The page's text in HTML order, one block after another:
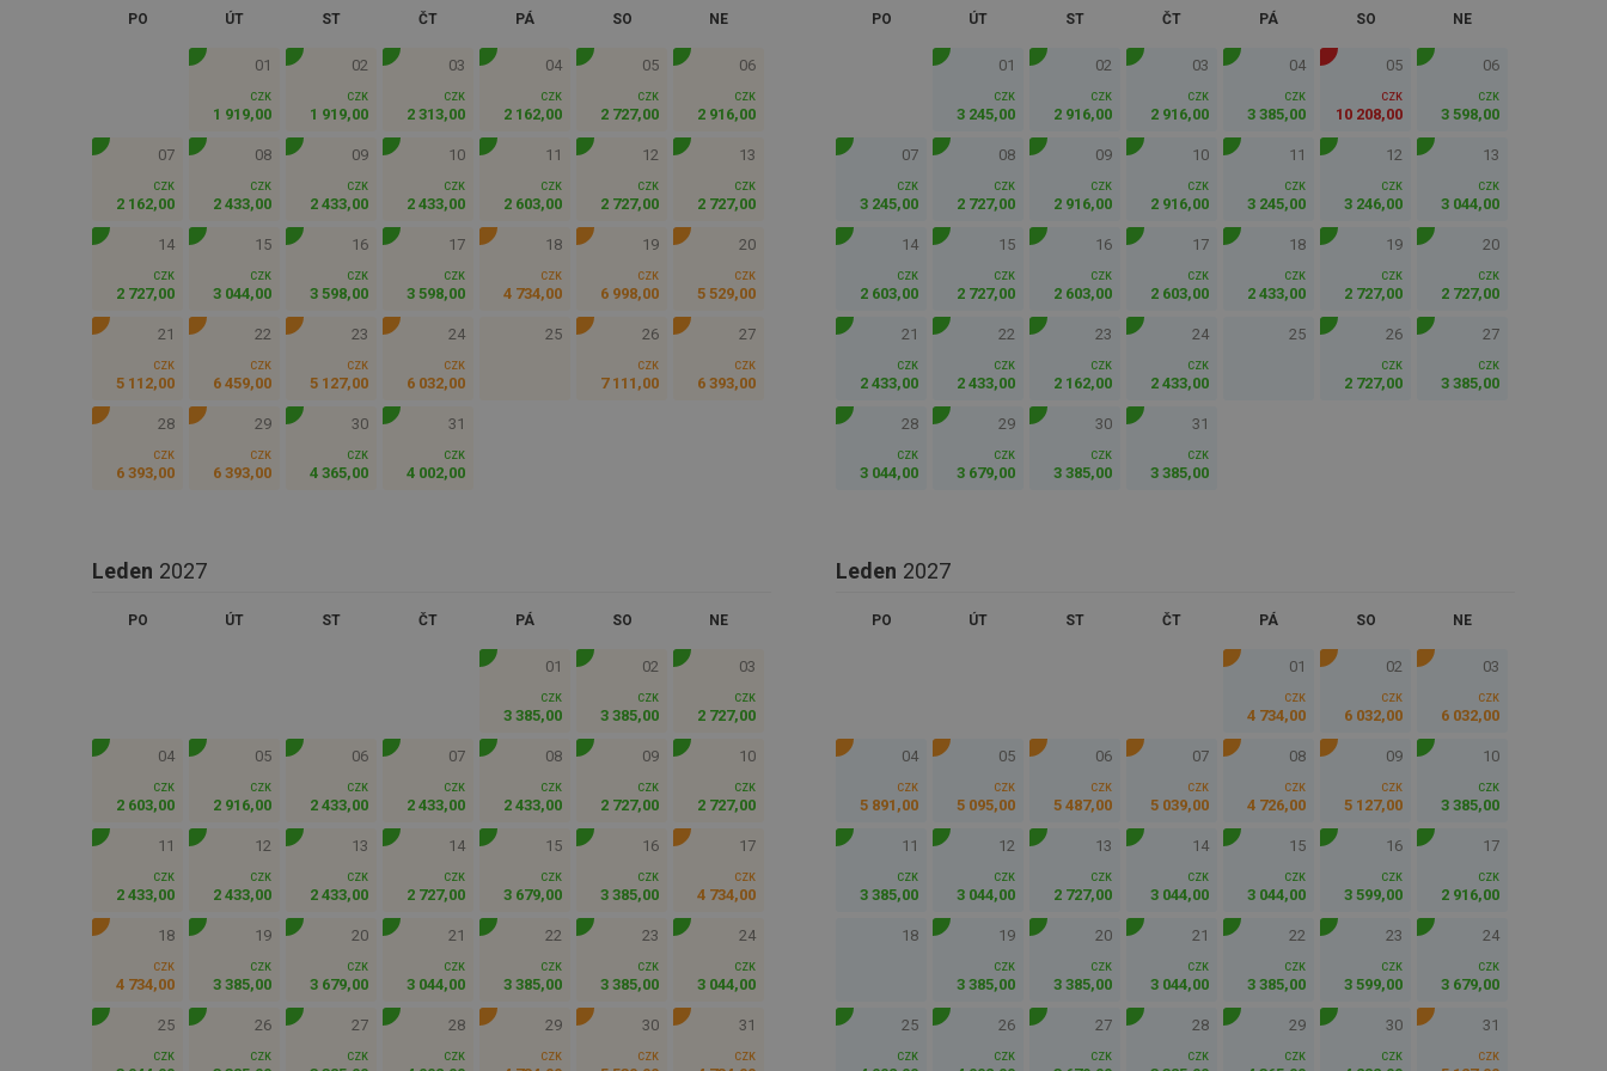
PO ÚT ST ČT PÁ SO NE
01
1 919,00
CZK
02
1 919,00
CZK
03
2 313,00
CZK
04
2 162,00
CZK
05
2 727,00
CZK
06
2 916,00
CZK
07
2 162,00
CZK
08
2 433,00
CZK
09
2 433,00
CZK
10
2 433,00
CZK
11
2 603,00
CZK
12
2 727,00
CZK
13
2 727,00
CZK
14
2 727,00
CZK
15
3 044,00
CZK
16
3 598,00
CZK
17
3 598,00
CZK
18
4 734,00
CZK
19
6 998,00
CZK
20
5 529,00
CZK
21
5 112,00
CZK
22
6 459,00
CZK
23
5 127,00
CZK
24
6 032,00
CZK
25 26
7 111 ,00
CZK
27
6 393,00
CZK
28
6 393,00
CZK
29
6 393,00
CZK
30
4 365,00
CZK
31
4 002,00
CZK
Leden 2027
PO ÚT ST ČT PÁ SO NE
01
3 385,00
CZK
02
3 385,00
CZK
03
2 727,00
CZK
04
2 603,00
CZK
05
2 916,00
CZK
06
2 433,00
CZK
07
2 433,00
CZK
08
2 433,00
CZK
09
2 727,00
CZK
10
2 727,00
CZK
11
2 433,00
CZK
12
2 433,00
CZK
13
2 433,00
CZK
14
2 727,00
CZK
15
3 679,00
CZK
16
3 385,00
CZK
17
4 734,00
CZK
18
4 734,00
CZK
19
3 385,00
CZK
20
3 679,00
CZK
21
3 044,00
CZK
22
3 385,00
CZK
23
3 385,00
CZK
24
3 044,00
CZK
25
CZK
26
CZK
27
CZK
28
CZK
29
CZK
30
CZK
31
CZK
PO ÚT ST ČT PÁ SO NE
01
3 245,00
CZK
02
2 916,00
CZK
03
2 916,00
CZK
04
3 385,00
CZK
05
10 208,00
CZK
06
3 598,00
CZK
07
3 245,00
CZK
08
2 727,00
CZK
09
2 916,00
CZK
10
2 916,00
CZK
11
3 245,00
CZK
12
3 246,00
CZK
13
3 044,00
CZK
14
2 603,00
CZK
15
2 727,00
CZK
16
2 603,00
CZK
17
2 603,00
CZK
18
2 433,00
CZK
19
2 727,00
CZK
20
2 727,00
CZK
21
2 433,00
CZK
22
2 433,00
CZK
23
2 162,00
CZK
24
2 433,00
CZK
25 26
2 727,00
CZK
27
3 385,00
CZK
28
3 044,00
CZK
29
3 679,00
CZK
30
3 385,00
CZK
31
3 385,00
CZK
Leden 2027
PO ÚT ST ČT PÁ SO NE
01
4 734,00
CZK
02
6 032,00
CZK
03
6 032,00
CZK
04
5 891 ,00
CZK
05
5 095,00
CZK
06
5 487,00
CZK
07
5 039,00
CZK
08
4 726,00
CZK
09
5 127,00
CZK
10
3 385,00
CZK
11
3 385,00
CZK
12
3 044,00
CZK
13
2 727,00
CZK
14
3 044,00
CZK
15
3 044,00
CZK
16
3 599,00
CZK
17
2 916,00
CZK
18 19
3 385,00
CZK
20
3 385,00
CZK
21
3 044,00
CZK
22
3 385,00
CZK
23
3 599,00
CZK
24
3 679,00
CZK
25
CZK
26
CZK
27
CZK
28
CZK
29
CZK
30
CZK
31
CZK